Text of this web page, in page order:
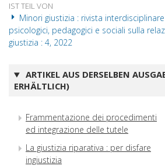
IST TEIL VON
Minori giustizia : rivista
psicologici, pedagogici e sociali sulla
giustizia : 4, 2022
ARTIKEL AUS DERSELBEN
ERHÄLTLICH)
Frammentazione dei procedimenti
ed integrazione delle tutele
La giustizia riparativa : per disfare
ingiustizia